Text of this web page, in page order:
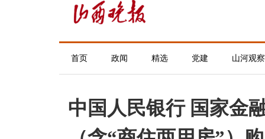
首页 政闻 精选 党建 山河观察
中国人民银行 国家金